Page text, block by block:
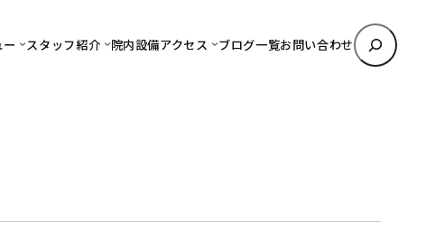
ー スタッフ紹介 院内設備アクセス ブログ一覧お問い合わせ
検
索